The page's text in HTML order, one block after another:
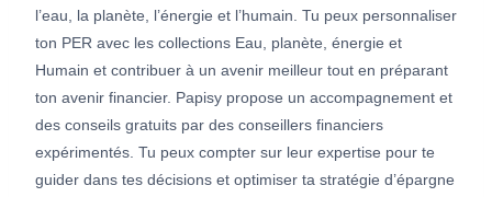
l’eau, la planète, l’énergie et l’humain. Tu peux personnaliser
ton PER avec les collections Eau, planète, énergie et
Humain et contribuer à un avenir meilleur tout en préparant
ton avenir financier. Papisy propose un accompagnement et
des conseils gratuits par des conseillers financiers
expérimentés. Tu peux compter sur leur expertise pour te
guider dans tes décisions et optimiser ta stratégie d’épargne